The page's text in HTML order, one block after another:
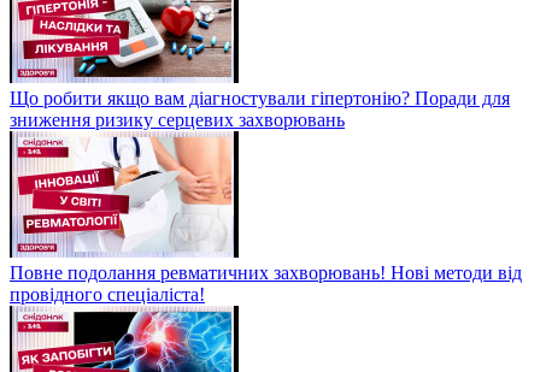
Що робити якщо вам діагностували гіпертонію? Поради для
зниження ризику серцевих захворювань
Повне подолання ревматичних захворювань! Нові методи від
провідного спеціаліста!